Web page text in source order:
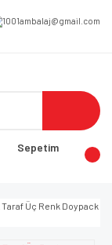
Sepetim